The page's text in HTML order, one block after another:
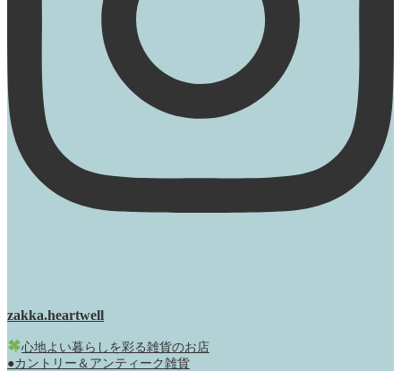
zakka.heartwell
心地よい暮らしを彩る雑貨のお店
●カントリー＆アンティーク雑貨